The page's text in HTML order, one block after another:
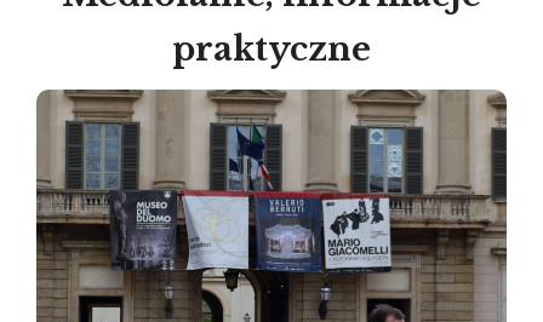
praktyczne